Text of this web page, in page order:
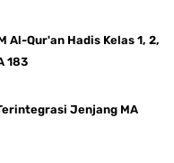
Al-Qur'an Hadis Kelas 1, 2,
183
Jenjang MA